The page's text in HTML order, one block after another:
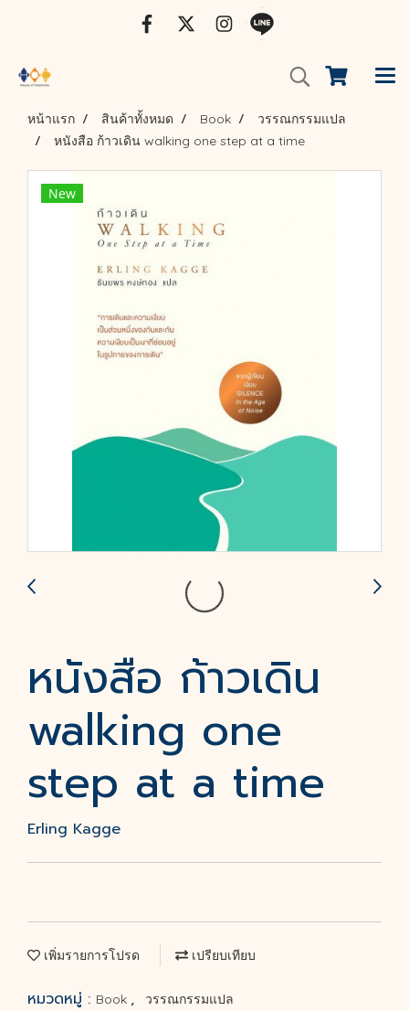
หน้าแรก สินค้าทั้งหมด Book
วรรณกรรมแปล
หนังสือ ก้าวเดิน walking one step at a time
New
หนังสือ ก้าวเดิน
walking one
step at a time
Erling Kagge
เพิ่มรายการโปรด เปรียบเทียบ
หมวดหมู่ : Book , วรรณกรรมแปล